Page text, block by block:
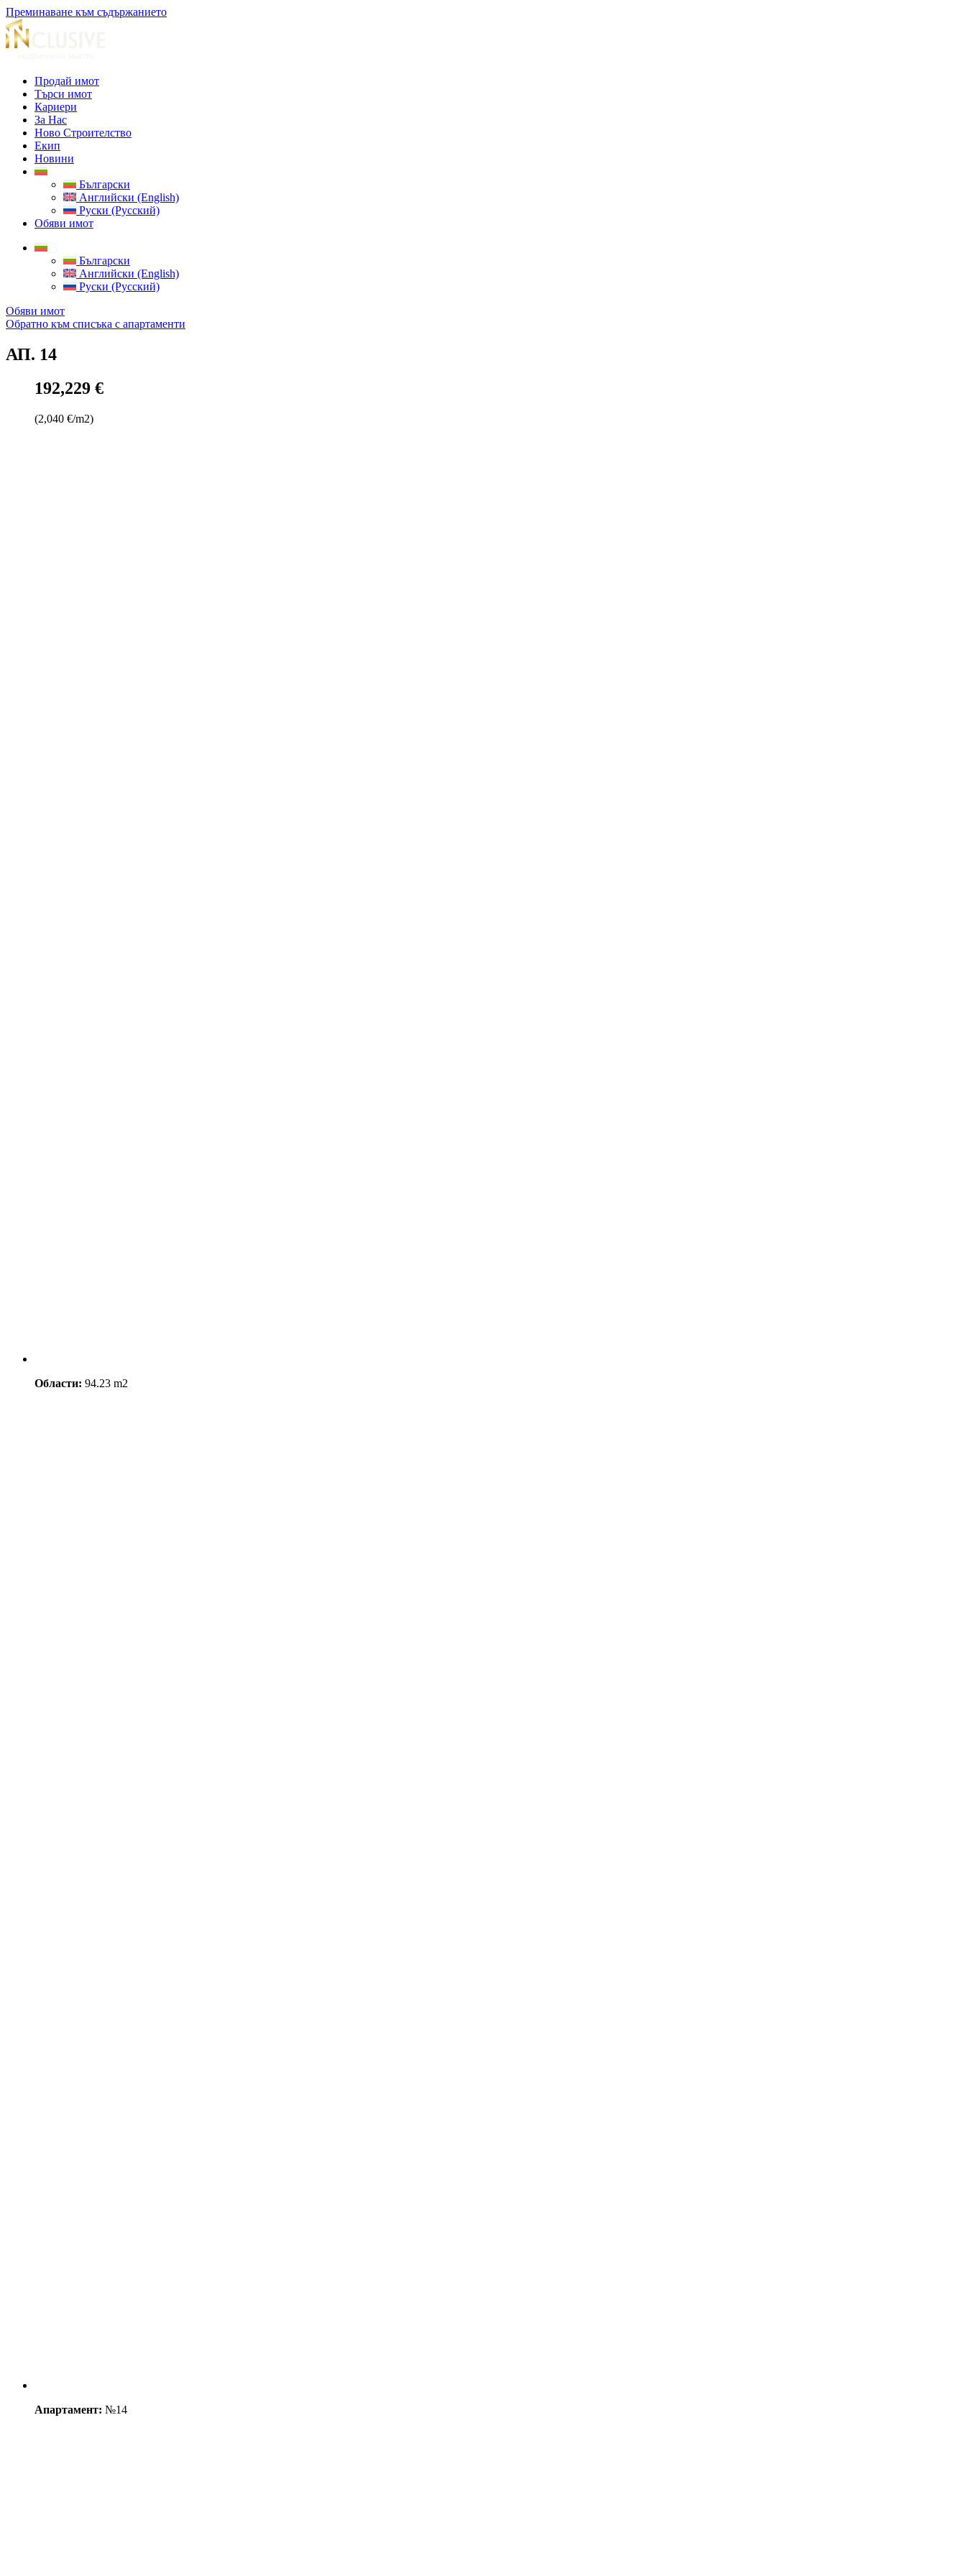
Преминаване към съдържанието
Продай имот
Търси имот
Кариери
За Нас
Ново Строителство
Екип
Новини
Български
Английски (English)
Руски (Русский)
Обяви имот
Български
Английски (English)
Руски (Русский)
Обяви имот
Обратно към списъка с апартаменти
АП. 14
192,229 €
(2,040 €/m2)
Области: 94.23 m2
Апартамент: №14